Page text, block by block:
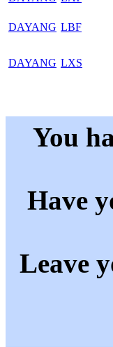
DAYANG LBF
DAYANG LXS
You
Have
Leave